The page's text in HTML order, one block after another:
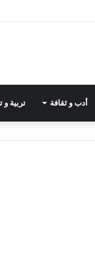
أدب و ثقافة تربية و